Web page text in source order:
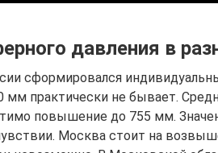
давления в
сформировался
практически не бывает.
повышение до 755 мм.
Москва стоит на